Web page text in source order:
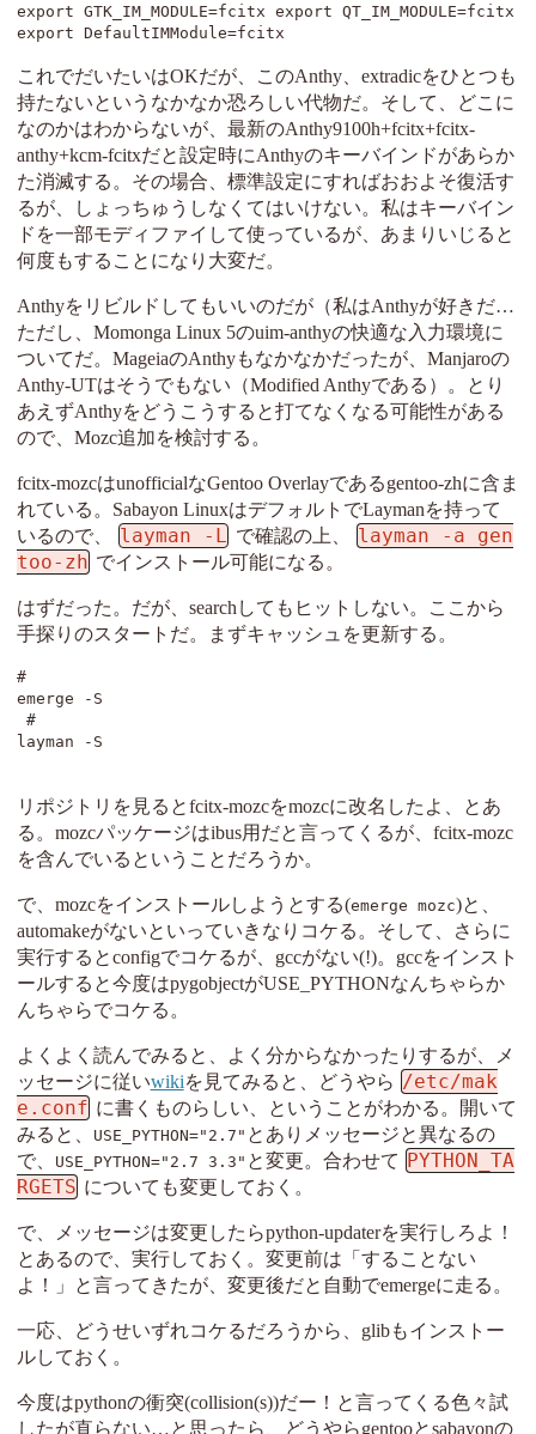
export GTK_IM_MODULE=fcitx export QT_IM_MODULE=fcitx
export DefaultIMModule=fcitx
これでだいたいはOKだが、このAnthy、extradicをひとつも
持たないというなかなか恐ろしい代物だ。そして、どこに
なのかはわからないが、最新のAnthy9100h+fcitx+fcitx-
anthy+kcm-fcitxだと設定時にAnthyのキーバインドがあらか
た消滅する。その場合、標準設定にすればおおよそ復活す
るが、しょっちゅうしなくてはいけない。私はキーバイン
ドを一部モディファイして使っているが、あまりいじると
何度もすることになり大変だ。
Anthyをリビルドしてもいいのだが（私はAnthyが好きだ…
ただし、Momonga Linux 5のuim-anthyの快適な入力環境に
ついてだ。MageiaのAnthyもなかなかだったが、Manjaroの
Anthy-UTはそうでもない（Modified Anthyである）。とり
あえずAnthyをどうこうすると打てなくなる可能性がある
ので、Mozc追加を検討する。
fcitx-mozcはunofficialなGentoo Overlayであるgentoo-zhに含ま
れている。Sabayon LinuxはデフォルトでLaymanを持って
いるので、
layman -L で確認の上、
layman -a gen
too-zh でインストール可能になる。
はずだった。だが、searchしてもヒットしない。ここから
手探りのスタートだ。まずキャッシュを更新する。
#
emerge -S
#
layman -S
リポジトリを見るとfcitx-mozcをmozcに改名したよ、とあ
る。mozcパッケージはibus用だと言ってくるが、fcitx-mozc
を含んでいるということだろうか。
で、mozcをインストールしようとする(emerge mozc)と、
automakeがないといっていきなりコケる。そして、さらに
実行するとconfigでコケるが、gccがない(!)。gccをインスト
ールすると今度はpygobjectがUSE_PYTHONなんちゃらか
んちゃらでコケる。
よくよく読んでみると、よく分からなかったりするが、メ
ッセージに従いwikiを見てみると、どうやら /etc/mak
e.conf に書くものらしい、ということがわかる。開いて
みると、
USE_PYTHON="2.7" とありメッセージと異なるの
で、
USE_PYTHON="2.7 3.3" と変更。合わせて PYTHON_TA
RGETS についても変更しておく。
で、メッセージは変更したらpython-updaterを実行しろよ！
とあるので、実行しておく。変更前は「することない
よ！」と言ってきたが、変更後だと自動でemergeに走る。
一応、どうせいずれコケるだろうから、glibもインストー
ルしておく。
今度はpythonの衝突(collision(s))だー！と言ってくる色々試
したが直らない…と思ったら、どうやらgentooとsabayonの